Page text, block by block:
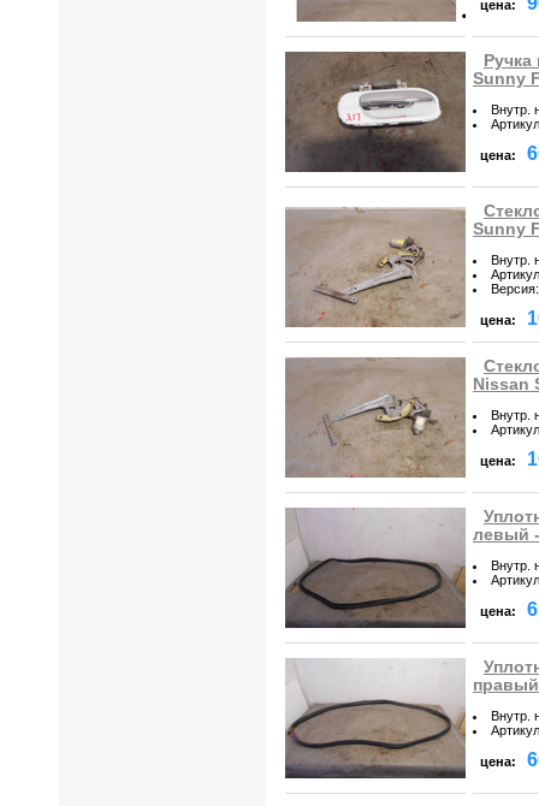
цена:
Sunny
Внутр.
Артикул
цена:
Sunny
Внутр.
Артикул
Версия:
цена:
Nissan
Внутр.
Артикул
цена:
левый
Внутр.
Артикул
цена:
Внутр.
Артикул
цена: